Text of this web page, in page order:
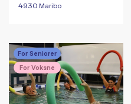
4930 Maribo
For Seniorer
For Voksne